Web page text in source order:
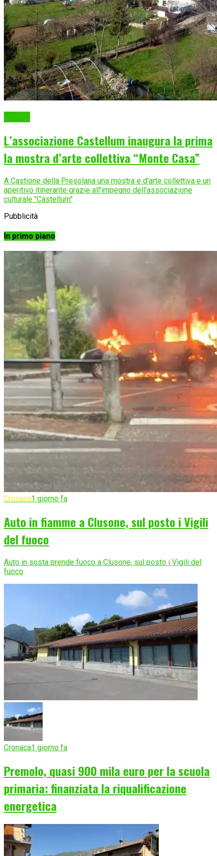
L’associazione Castellum inaugura la prima
la mostra d’arte collettiva “Monte Casa”
A Castione della Presolana una mostra e d'arte collettiva e un
aperitivo itinerante grazie all'impegno dell'associazione
culturale "Castellum"
Pubblicità
In primo piano
Cronaca1 giorno fa
Auto in fiamme a Clusone, sul posto i Vigili
del fuoco
Auto in sosta prende fuoco a Clusone, sul posto i Vigili del
fuoco
Cronaca1 giorno fa
Premolo, quasi 900 mila euro per la scuola
primaria: finanziata la riqualificazione
energetica